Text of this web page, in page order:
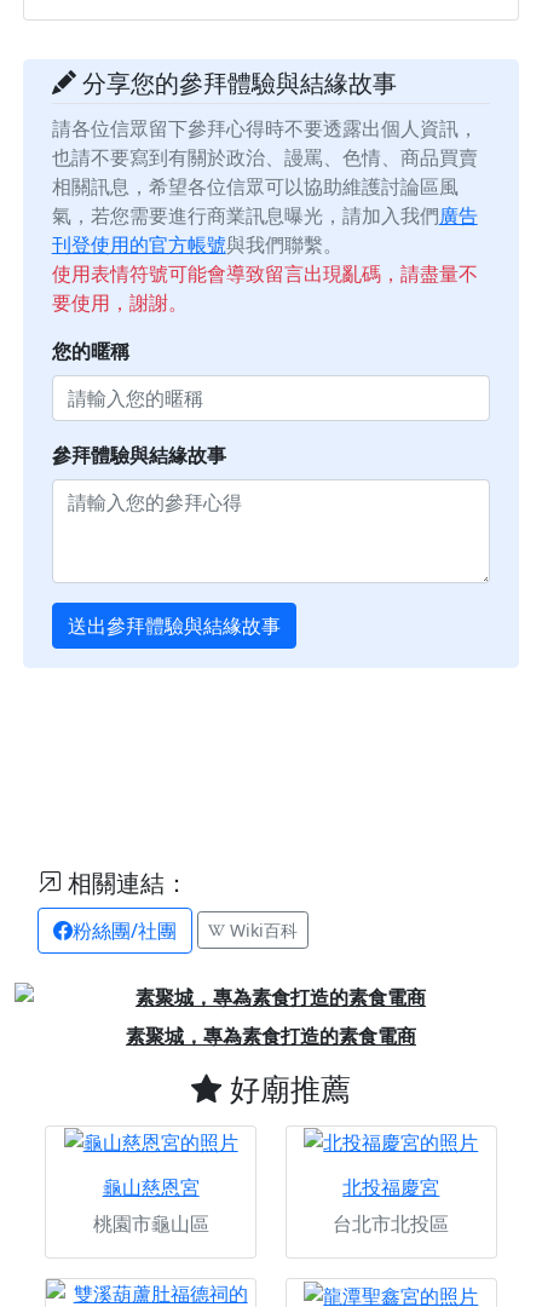
分享您的參拜體驗與結緣故事
請各位信眾留下參拜心得時不要透露出個人資訊，
也請不要寫到有關於政治、謾罵、色情、商品買賣
相關訊息，希望各位信眾可以協助維護討論區風
氣，若您需要進行商業訊息曝光，請加入我們廣告
刊登使用的官方帳號與我們聯繫。
使用表情符號可能會導致留言出現亂碼，請盡量不
要使用，謝謝。
您的暱稱
參拜體驗與結緣故事
送出參拜體驗與結緣故事
相關連結：
粉絲團/社團 Wiki百科
素聚城，專為素食打造的素食電商
Previous
好廟推薦
龜山慈恩宮
桃園市龜山區
北投福慶宮
台北市北投區